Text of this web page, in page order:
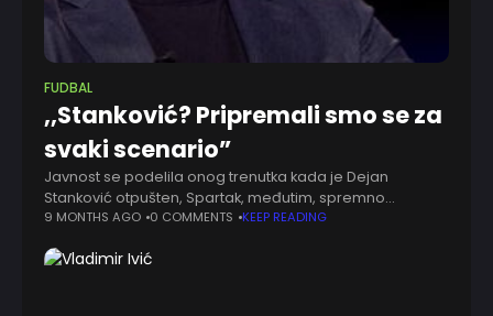
FUDBAL
,,Stanković? Pripremali smo se za
svaki scenario”
Javnost se podelila onog trenutka kada je Dejan
Stanković otpušten, Spartak, međutim, spremno
nastavlja dalje. Vadim Romanov je privremena zamena
trener
9 MONTHS AGO 0 COMMENTS KEEP READING